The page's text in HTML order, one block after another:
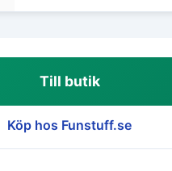
Till butik
Köp hos Funstuff.se